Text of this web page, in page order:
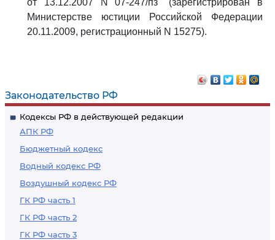
Законодательство РФ
Кодексы РФ в действующей редакции
АПК РФ
Бюджетный кодекс
Водный кодекс РФ
Воздушный кодекс РФ
ГК РФ часть 1
ГК РФ часть 2
ГК РФ часть 3
от 13.12.2007 N 07-247/пз" (зарегистрирован в
Министерстве юстиции Российской Федерации
20.11.2009, регистрационный N 15275).